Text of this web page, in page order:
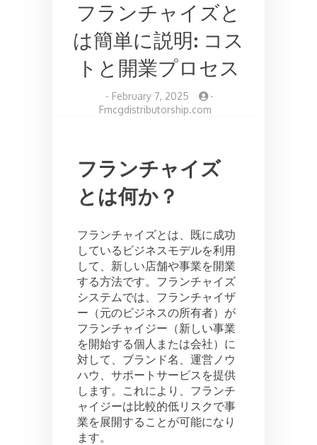
フランチャイズと
は簡単に説明: コス
トと開業プロセス
- February 7, 2025
-
Fmcgdistributorship.com
フランチャイズ
とは何か？
フランチャイズとは、既に成功
しているビジネスモデルを利用
して、新しい店舗や事業を開業
する方法です。フランチャイズ
システムでは、フランチャイザ
ー（元のビジネスの所有者）が
フランチャイジー（新しい事業
を開始する個人または会社）に
対して、ブランド名、運営ノウ
ハウ、サポートサービスを提供
します。これにより、フランチ
ャイジーは比較的低リスクで事
業を展開することが可能になり
ます。